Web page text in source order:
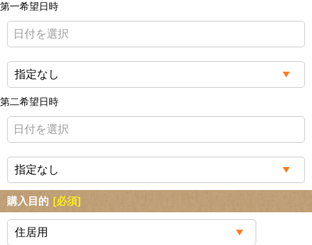
第一希望日時
第二希望日時
購入目的 [必須]